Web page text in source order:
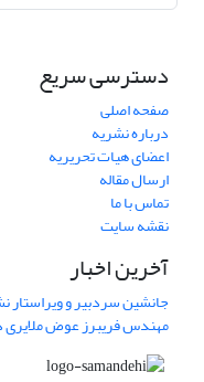
دسترسی سریع
صفحه اصلی
درباره نشریه
اعضای هیات تحریریه
ارسال مقاله
تماس با ما
نقشه سایت
آخرین اخبار
جانشین سردبیر و ویراستار
مهندس فریبرز عوض ملایری